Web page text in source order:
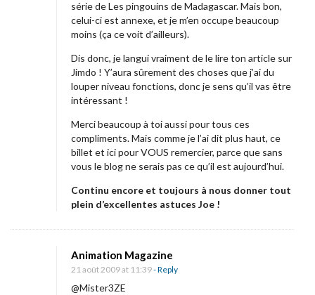
série de Les pingouins de Madagascar. Mais bon,
celui-ci est annexe, et je m’en occupe beaucoup
moins (ça ce voit d’ailleurs).
Dis donc, je langui vraiment de le lire ton article sur
Jimdo ! Y’aura sûrement des choses que j’ai du
louper niveau fonctions, donc je sens qu’il vas être
intéressant !
Merci beaucoup à toi aussi pour tous ces
compliments. Mais comme je l’ai dit plus haut, ce
billet et ici pour VOUS remercier, parce que sans
vous le blog ne serais pas ce qu’il est aujourd’hui.
Continu encore et toujours à nous donner tout
plein d’excellentes astuces Joe !
Animation Magazine
21 août 2009 at 11:39- Reply
@Mister3ZE